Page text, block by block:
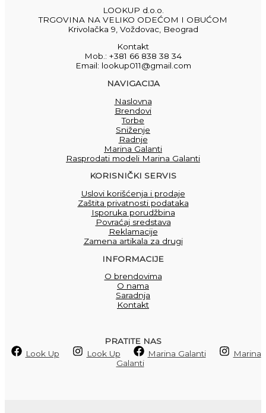
LOOKUP d.o.o.
TRGOVINA NA VELIKO ODEĆOM I OBUĆOM
Krivolačka 9, Voždovac, Beograd
Kontakt
Mob.: +381 66 838 38 34
Email: lookup011@gmail.com
NAVIGACIJA
Naslovna
Brendovi
Torbe
Sniženje
Radnje
Marina Galanti
Rasprodati modeli Marina Galanti
KORISNIČKI SERVIS
Uslovi korišćenja i prodaje
Zaštita privatnosti podataka
Isporuka porudžbina
Povraćaj sredstava
Reklamacije
Zamena artikala za drugi
INFORMACIJE
O brendovima
O nama
Saradnja
Kontakt
PRATITE NAS
Look Up
Look Up Marina Galanti
Marina
Galanti